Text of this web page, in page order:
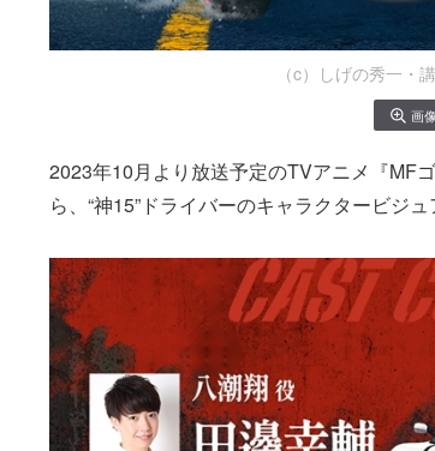
（c）しげの秀一・
画
2023年10月より放送予定のTVアニメ『MF
ら、“神15”ドライバーのキャラクタービジ